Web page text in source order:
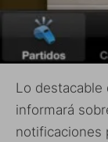
Lo destacable
informará
notificaciones